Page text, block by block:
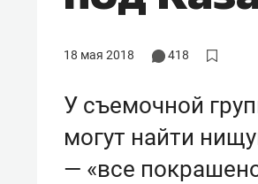
18 мая 2018 418
У съемочной
могут найти
— «все